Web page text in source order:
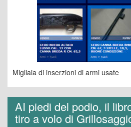
Migliaia di inserzioni di armi usate
AI piedi del podio, il
tiro a volo di